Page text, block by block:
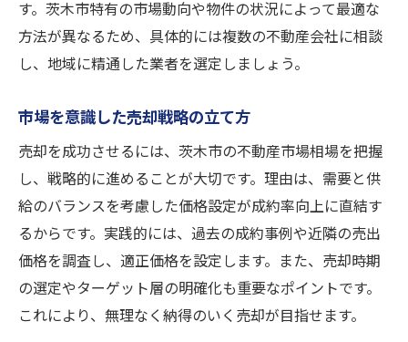
す。茨木市特有の市場動向や物件の状況によって最適な
方法が異なるため、具体的には複数の不動産会社に相談
し、地域に精通した業者を選定しましょう。
市場を意識した売却戦略の立て方
売却を成功させるには、茨木市の不動産市場相場を把握
し、戦略的に進めることが大切です。理由は、需要と供
給のバランスを考慮した価格設定が成約率向上に直結す
るからです。実践的には、過去の成約事例や近隣の売出
価格を調査し、適正価格を設定します。また、売却時期
の選定やターゲット層の明確化も重要なポイントです。
これにより、無理なく納得のいく売却が目指せます。